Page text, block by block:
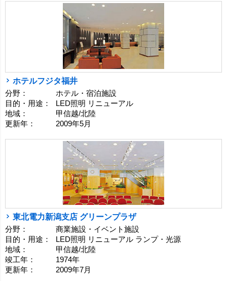
ホテルフジタ福井
分野：
ホテル・宿泊施設
目的・用途：
LED照明 リニューアル
地域：
甲信越/北陸
更新年：
2009年5月
東北電力新潟支店 グリーンプラザ
分野：
商業施設・イベント施設
目的・用途：
LED照明 リニューアル ランプ・光源
地域：
甲信越/北陸
竣工年：
1974年
更新年：
2009年7月